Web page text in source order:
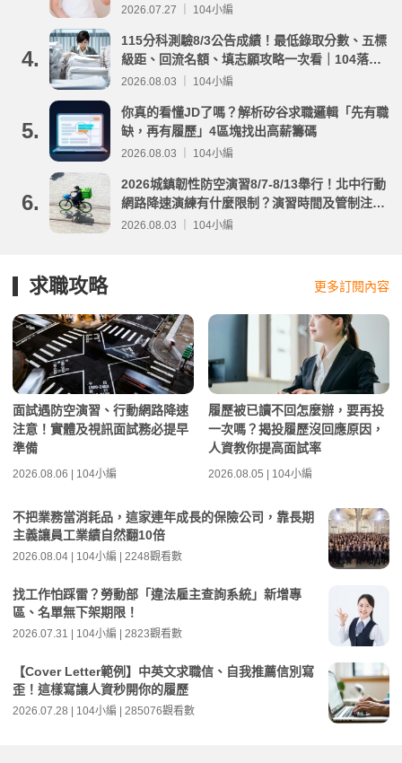
2026.07.27 ｜ 104小編
4.
115分科測驗8/3公告成績！最低錄取分數、五標
級距、回流名額、填志願攻略一次看｜104落點
分析
2026.08.03 ｜ 104小編
5.
你真的看懂JD了嗎？解析矽谷求職邏輯「先有職
缺，再有履歷」4區塊找出高薪籌碼
2026.08.03 ｜ 104小編
6.
2026城鎮韌性防空演習8/7-8/13舉行！北中行動
網路降速演練有什麼限制？演習時間及管制注意
事項整理
2026.08.03 ｜ 104小編
求職攻略 更多訂閱內容
面試遇防空演習、行動網路降速
注意！實體及視訊面試務必提早
準備
2026.08.06 | 104小編
履歷被已讀不回怎麼辦，要再投
一次嗎？揭投履歷沒回應原因，
人資教你提高面試率
2026.08.05 | 104小編
不把業務當消耗品，這家連年成長的保險公司，靠長期
主義讓員工業績自然翻10倍
2026.08.04 | 104小編 | 2248觀看數
找工作怕踩雷？勞動部「違法雇主查詢系統」新增專
區、名單無下架期限！
2026.07.31 | 104小編 | 2823觀看數
【Cover Letter範例】中英文求職信、自我推薦信別寫
歪！這樣寫讓人資秒開你的履歷
2026.07.28 | 104小編 | 285076觀看數